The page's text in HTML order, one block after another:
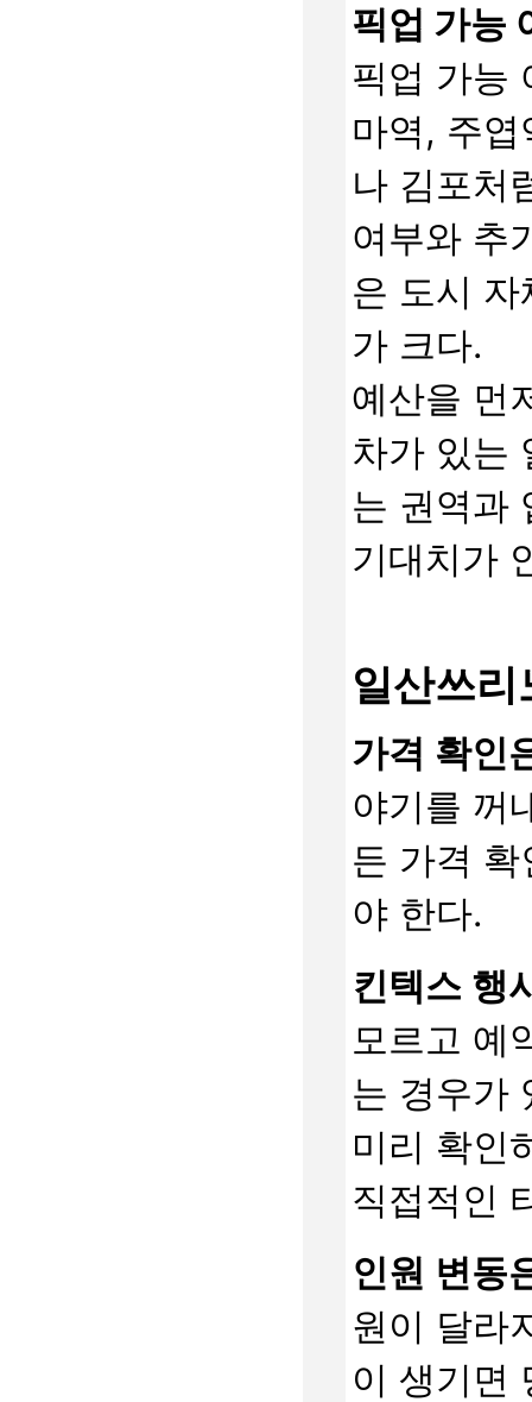
픽업 가능
픽업 가능
마역, 주
나 김포처
여부와 추
은 도시
가 크다.
예산을 먼
차가 있는
는 권역과
기대치가
일산쓰리
가격 확인
야기를 꺼
든 가격
야 한다.
킨텍스 행
모르고 예
는 경우가
미리 확인
직접적인
인원 변동
원이 달라
이 생기면